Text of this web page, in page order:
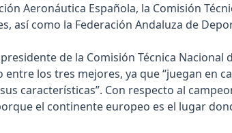
Aeronáutica Española, la Comisión
así como la Federación Andaluza de
de la Comisión Técnica Nacional
los tres mejores, ya que “juegan en
características”. Con respecto al
el continente europeo es el lugar